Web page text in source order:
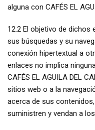
alguna con CAFÉS EL
12.2 El objetivo de dichos
sus búsquedas y su
conexión hipertextual a
enlaces no implica
CAFÉS EL AGUILA DEL
sitios web o a la
acerca de sus
suministren y vendan a